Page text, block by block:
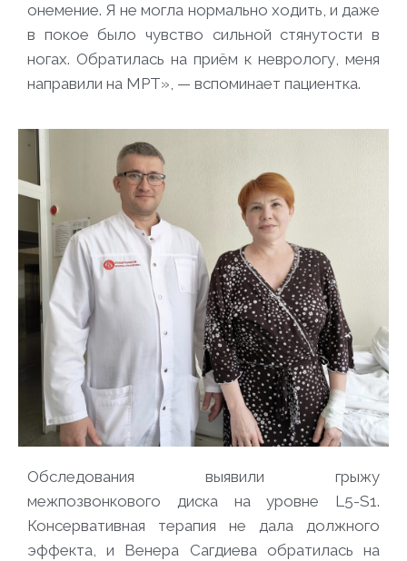
онемение. Я не могла нормально ходить, и даже
в покое было чувство сильной стянутости в
ногах. Обратилась на приём к неврологу, меня
направили на МРТ», — вспоминает пациентка.
Обследования выявили грыжу
межпозвонкового диска на уровне L5-S1.
Консервативная терапия не дала должного
эффекта, и Венера Сагдиева обратилась на